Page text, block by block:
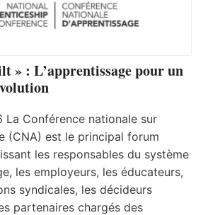
» : L’apprentissage pour un
La Conférence nationale sur
(CNA) est le principal forum
les responsables du système
les employeurs, les éducateurs,
syndicales, les décideurs
partenaires chargés des